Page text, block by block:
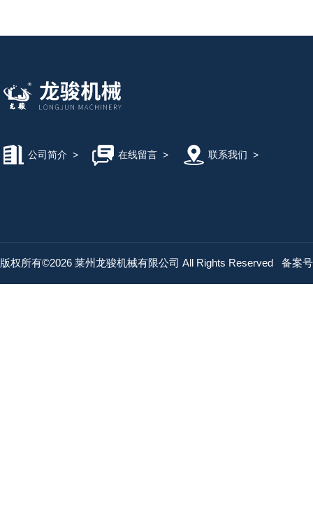
公司简介 > 在线留言> 联系我们 >
版权所有©2026 莱州龙骏机械有限公司 All Rights Reserved 备案